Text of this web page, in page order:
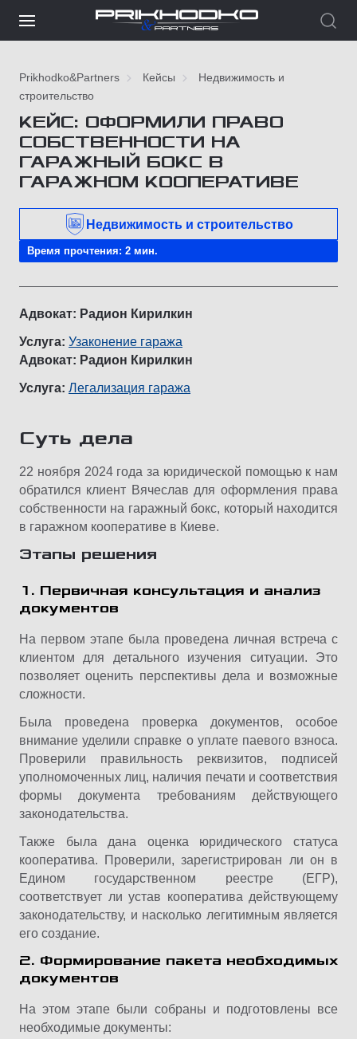
Prikhodko&Partners Кейсы
Недвижимость и
строительство
КЕЙС: ОФОРМИЛИ ПРАВО
СОБСТВЕННОСТИ НА
ГАРАЖНЫЙ БОКС В
ГАРАЖНОМ КООПЕРАТИВЕ
Недвижимость и строительство
Время прочтения: 2 мин.
Адвокат: Радион Кирилкин
Услуга: Узаконение гаража
Адвокат: Радион Кирилкин
Услуга: Легализация гаража
Суть дела
22 ноября 2024 года за юридической помощью к нам
обратился клиент Вячеслав для оформления права
собственности на гаражный бокс, который находится
в гаражном кооперативе в Киеве.
Этапы решения
1. Первичная консультация и анализ
документов
На первом этапе была проведена личная встреча с
клиентом для детального изучения ситуации. Это
позволяет оценить перспективы дела и возможные
сложности.
Была проведена проверка документов, особое
внимание уделили справке о уплате паевого взноса.
Проверили правильность реквизитов, подписей
уполномоченных лиц, наличия печати и соответствия
формы документа требованиям действующего
законодательства.
Также была дана оценка юридического статуса
кооператива. Проверили, зарегистрирован ли он в
Едином государственном реестре (ЕГР),
соответствует ли устав кооператива действующему
законодательству, и насколько легитимным является
его создание.
2. Формирование пакета необходимых
документов
На этом этапе были собраны и подготовлены все
необходимые документы: